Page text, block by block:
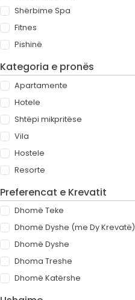
Shërbime Spa
Fitnes
Pishinë
Kategoria e pronës
Apartamente
Hotele
Shtëpi mikpritëse
Vila
Hostele
Resorte
Preferencat e Krevatit
Dhomë Teke
Dhomë Dyshe (me Dy Krevatë)
Dhomë Dyshe
Dhoma Treshe
Dhomë Katërshe